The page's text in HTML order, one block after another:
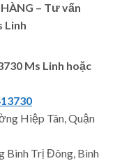
– Tư vấn
Linh
Ms Linh hoặc
Hiệp Tân, Quận
Bình Trị Đông, Bình